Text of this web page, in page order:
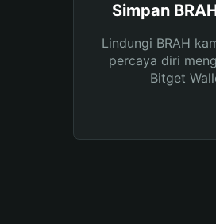
Simpan
Lindungi BRAH
percaya diri
Bitget